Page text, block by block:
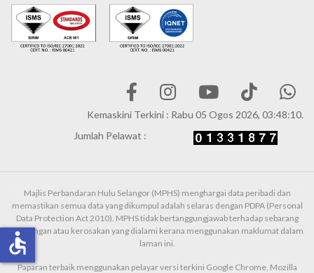
Kemaskini Terkini : Rabu 05 Ogos 2026, 03:48:10.
Jumlah Pelawat :
Majlis Perbandaran Hulu Selangor (MPHS) menghargai data peribadi dan
memastikan semua data yang dikumpul adalah selaras dengan PDPA (Personal
Data Protection Act 2010). MPHS tidak bertanggungjawab terhadap sebarang
kehilangan atau kerosakan yang dialami kerana menggunakan maklumat dalam
laman ini.
Paparan terbaik menggunakan pelayar versi terkini Google Chrome, Mozilla
accessible